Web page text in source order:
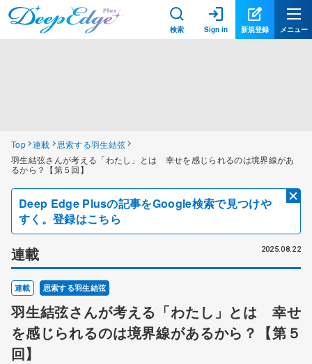
検索 Sign in 新規登録 メニュー
Top 連載
思索する羽生結弦
羽生結弦さんが考える「わたし」とは 幸せを感じられるのは境界線があ
るから？【第５回】
Deep Edge Plusの記事をGoogle検索で見つけや
すく。登録はこちら
連載 2025.08.22
連載 思索する羽生結弦
羽生結弦さんが考える「わたし」とは 幸せ
を感じられるのは境界線があるから？【第５
回】